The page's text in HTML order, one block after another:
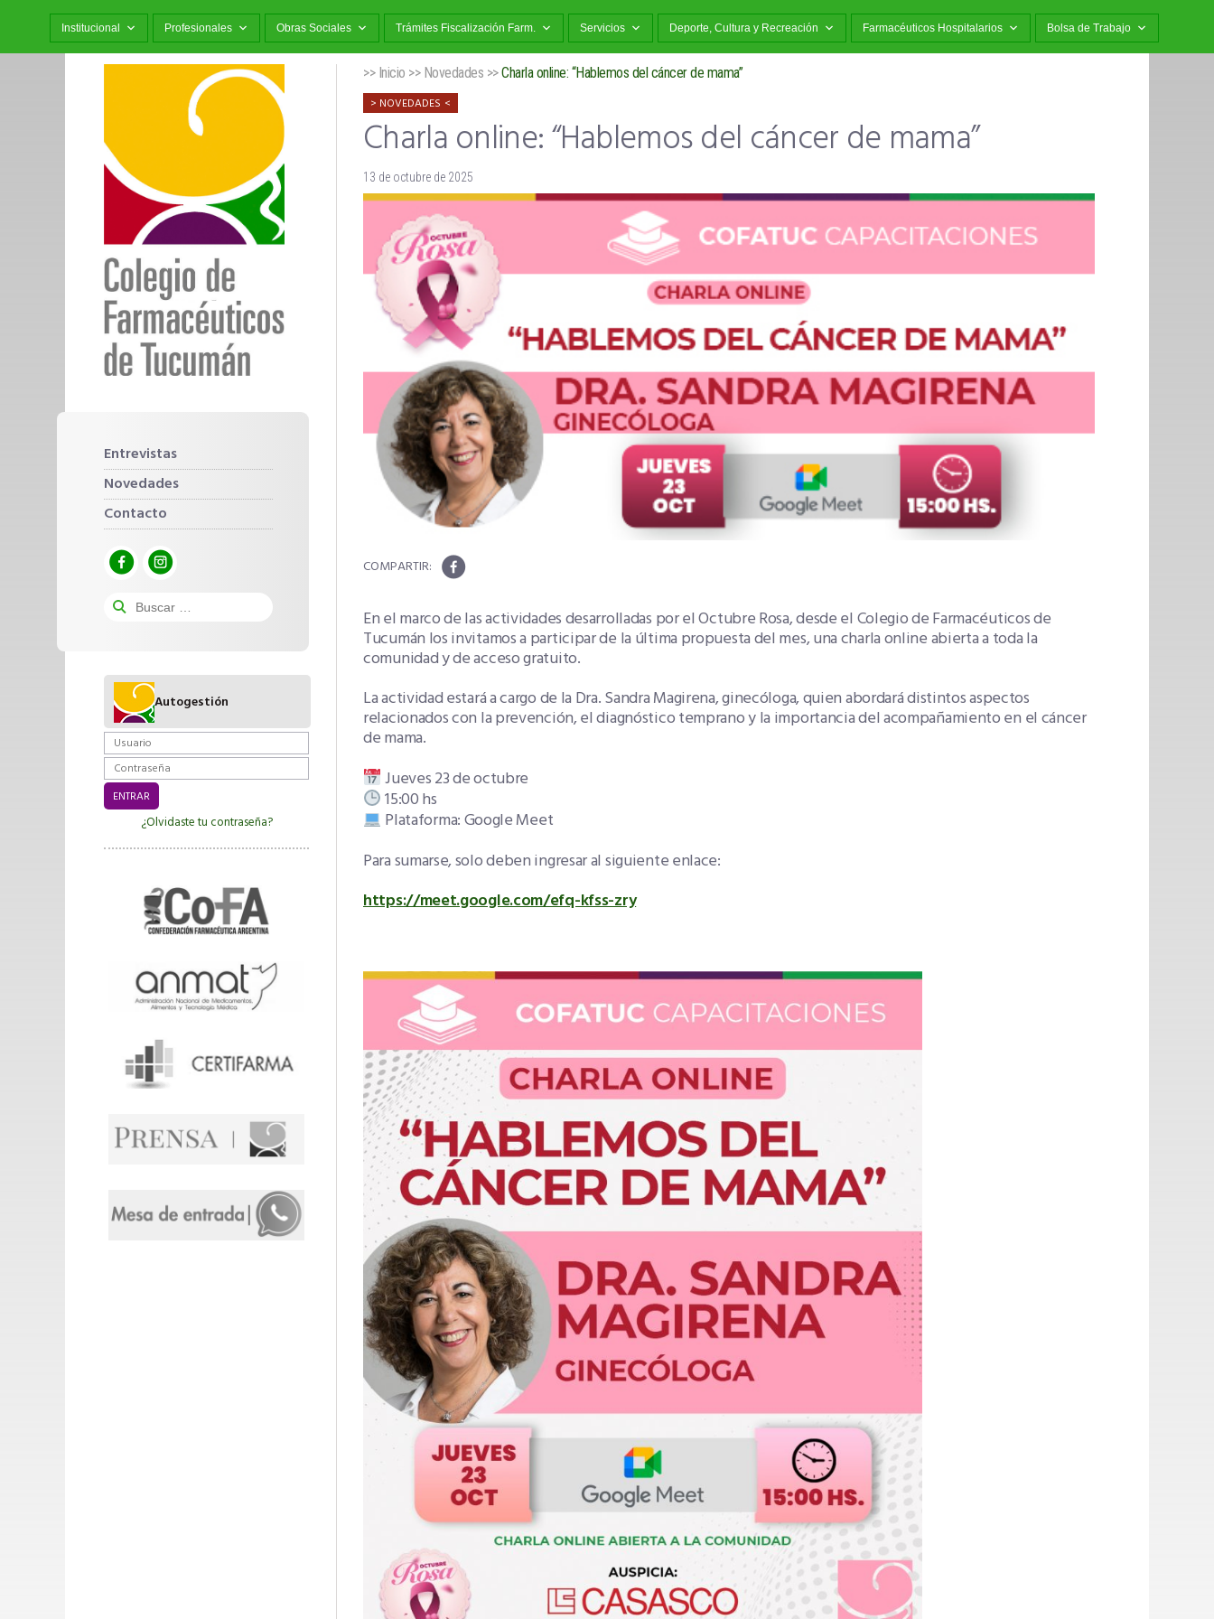
Institucional Profesionales Obras Sociales Trámites Fiscalización Farm. Servicios Deporte, Cultura y Recreación Farmacéuticos Hospitalarios Bolsa de Trabajo
Entrevistas
Novedades
Contacto
Autogestión
¿Olvidaste tu contraseña?
>> Inicio >> Novedades >>Charla online: “Hablemos del cáncer de mama”
NOVEDADES
Charla online: “Hablemos del cáncer de mama”
13 de octubre de 2025
En el marco de las actividades desarrolladas por el Octubre Rosa, desde el Colegio de Farmacéuticos de
Tucumán los invitamos a participar de la última propuesta del mes, una charla online abierta a toda la
comunidad y de acceso gratuito.
La actividad estará a cargo de la Dra. Sandra Magirena, ginecóloga, quien abordará distintos aspectos
relacionados con la prevención, el diagnóstico temprano y la importancia del acompañamiento en el cáncer
de mama.
Jueves 23 de octubre
15:00 hs
Plataforma: Google Meet
Para sumarse, solo deben ingresar al siguiente enlace:
https://meet.google.com/efq-kfss-zry